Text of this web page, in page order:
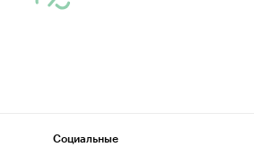
Социальные